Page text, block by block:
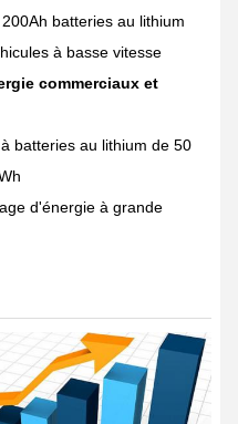
batteries au lithium
à basse vitesse
commerciaux et
batteries au lithium de 50
d'énergie à grande